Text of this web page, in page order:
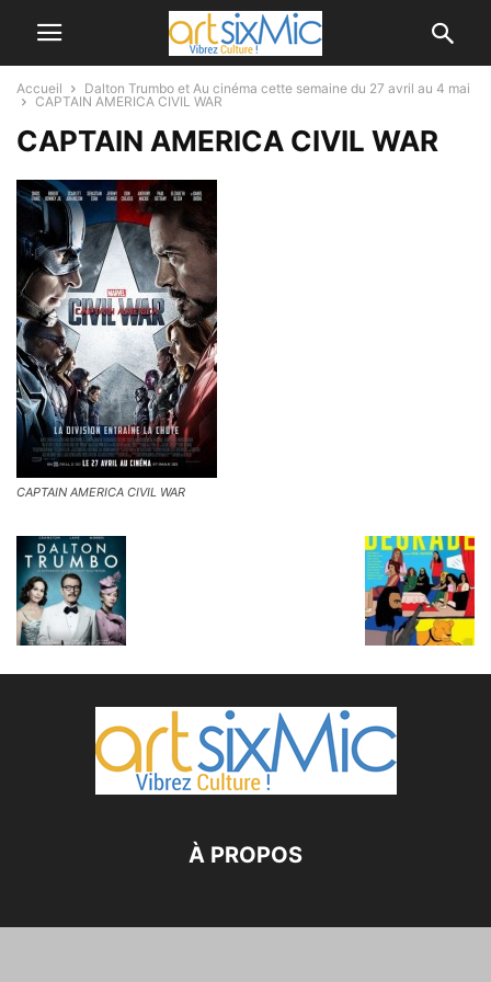
Accueil
Dalton Trumbo et Au cinéma cette semaine du 27 avril au 4 mai
CAPTAIN AMERICA CIVIL WAR
CAPTAIN AMERICA CIVIL WAR
CAPTAIN AMERICA CIVIL WAR
À PROPOS